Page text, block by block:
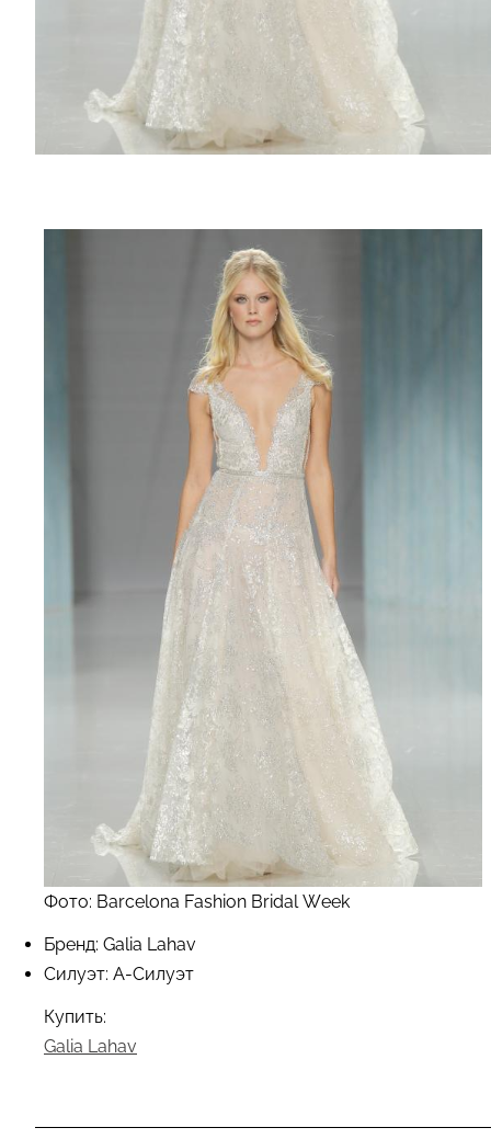
Фото: Barcelona Fashion Bridal Week
Бренд: Galia Lahav
Силуэт: А-Силуэт
Купить:
Galia Lahav